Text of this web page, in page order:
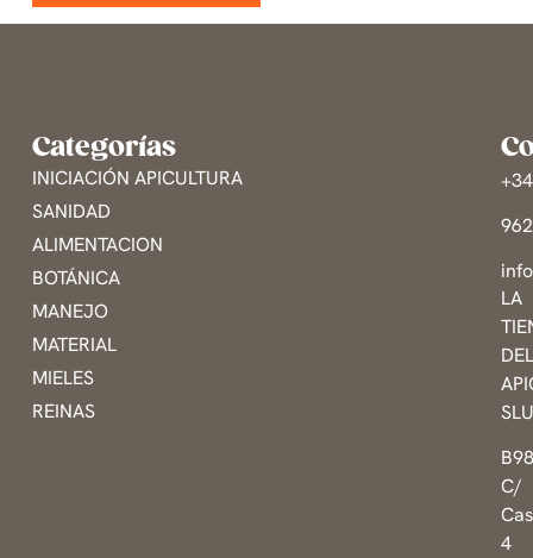
Categorías
INICIACIÓN APICULTURA
SANIDAD
ALIMENTACION
BOTÁNICA
MANEJO
MATERIAL
MIELES
REINAS
LA
C/
4